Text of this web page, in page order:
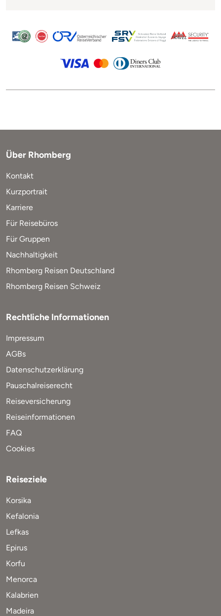
Über Rhomberg
Kontakt
Kurzportrait
Karriere
Für Reisebüros
Für Gruppen
Nachhaltigkeit
Rhomberg Reisen Deutschland
Rhomberg Reisen Schweiz
Rechtliche Informationen
Impressum
AGBs
Datenschutzerklärung
Pauschalreiserecht
Reiseversicherung
Reiseinformationen
FAQ
Cookies
Reiseziele
Korsika
Kefalonia
Lefkas
Epirus
Korfu
Menorca
Kalabrien
Madeira